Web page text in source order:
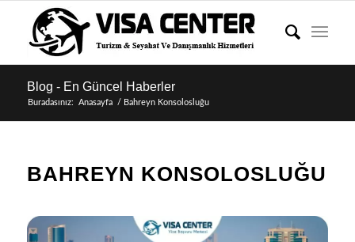
Blog - En Güncel Haberler
Buradasınız: Anasayfa / Bahreyn Konsolosluğu
BAHREYN KONSOLOSLUĞU